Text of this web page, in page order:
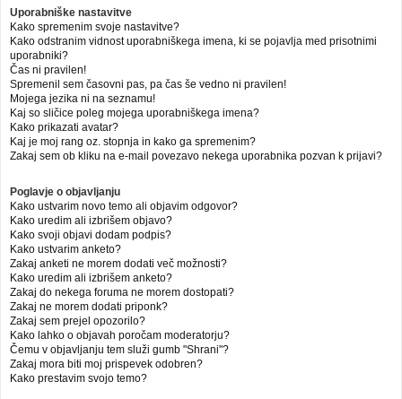
Uporabniške nastavitve
Kako spremenim svoje nastavitve?
Kako odstranim vidnost uporabniškega imena, ki se pojavlja med prisotnimi
uporabniki?
Čas ni pravilen!
Spremenil sem časovni pas, pa čas še vedno ni pravilen!
Mojega jezika ni na seznamu!
Kaj so sličice poleg mojega uporabniškega imena?
Kako prikazati avatar?
Kaj je moj rang oz. stopnja in kako ga spremenim?
Zakaj sem ob kliku na e-mail povezavo nekega uporabnika pozvan k prijavi?
Poglavje o objavljanju
Kako ustvarim novo temo ali objavim odgovor?
Kako uredim ali izbrišem objavo?
Kako svoji objavi dodam podpis?
Kako ustvarim anketo?
Zakaj anketi ne morem dodati več možnosti?
Kako uredim ali izbrišem anketo?
Zakaj do nekega foruma ne morem dostopati?
Zakaj ne morem dodati priponk?
Zakaj sem prejel opozorilo?
Kako lahko o objavah poročam moderatorju?
Čemu v objavljanju tem služi gumb "Shrani"?
Zakaj mora biti moj prispevek odobren?
Kako prestavim svojo temo?